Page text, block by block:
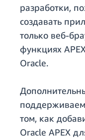
разработки,
создавать
только веб-
функциях
Oracle.
том, как
Oracle APEX